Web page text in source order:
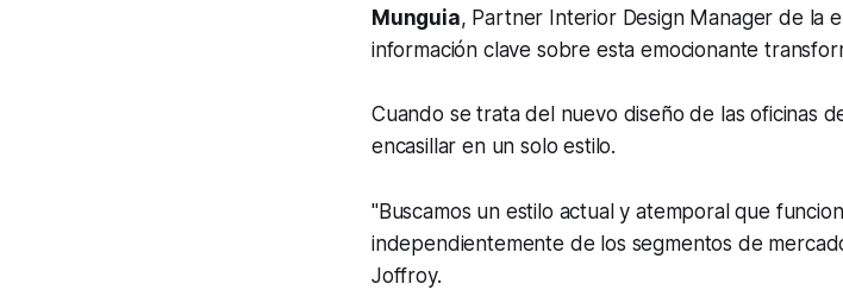
Munguia, Partner Interior Design Manager de la
información clave sobre esta emocionante
Cuando se trata del nuevo diseño de las oficinas
encasillar en un solo estilo.
"Buscamos un estilo actual y atemporal que
independientemente de los segmentos de
Joffroy.